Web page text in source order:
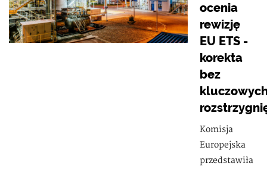
ocenia
rewizję
EU ETS -
korekta
bez
Komisja
Europejska
przedstawiła